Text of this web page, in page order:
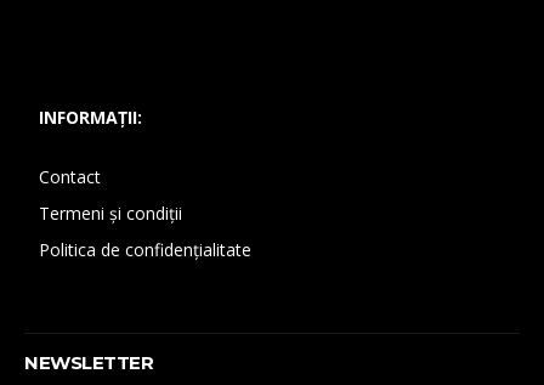
INFORMAȚII:
Contact
Termeni și condiții
Politica de confidențialitate
NEWSLETTER